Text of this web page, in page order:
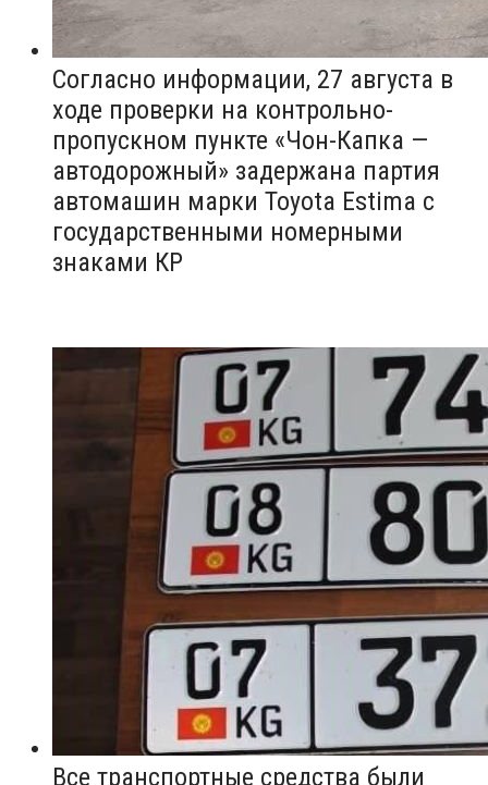
Согласно информации, 27 августа в
ходе проверки на контрольно-
пропускном пункте «Чон-Капка —
автодорожный» задержана партия
автомашин марки Toyota Estima с
государственными номерными
знаками КР
Все транспортные средства были